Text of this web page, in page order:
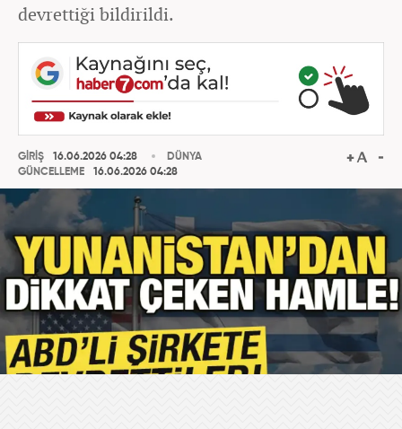
devrettiği bildirildi.
GİRİŞ
16.06.2026 04:28
GÜNCELLEME
16.06.2026 04:28
DÜNYA